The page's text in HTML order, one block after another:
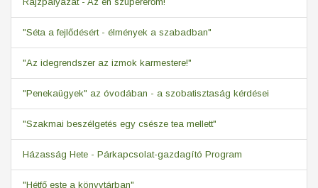
"Séta a fejlődésért - élmények a szabadban"
"Az idegrendszer az izmok karmestere!"
"Penekaügyek" az óvodában - a szobatisztaság kérdései
"Szakmai beszélgetés egy csésze tea mellett"
Házasság Hete - Párkapcsolat-gazdagító Program
"Hétfő este a könyvtárban"